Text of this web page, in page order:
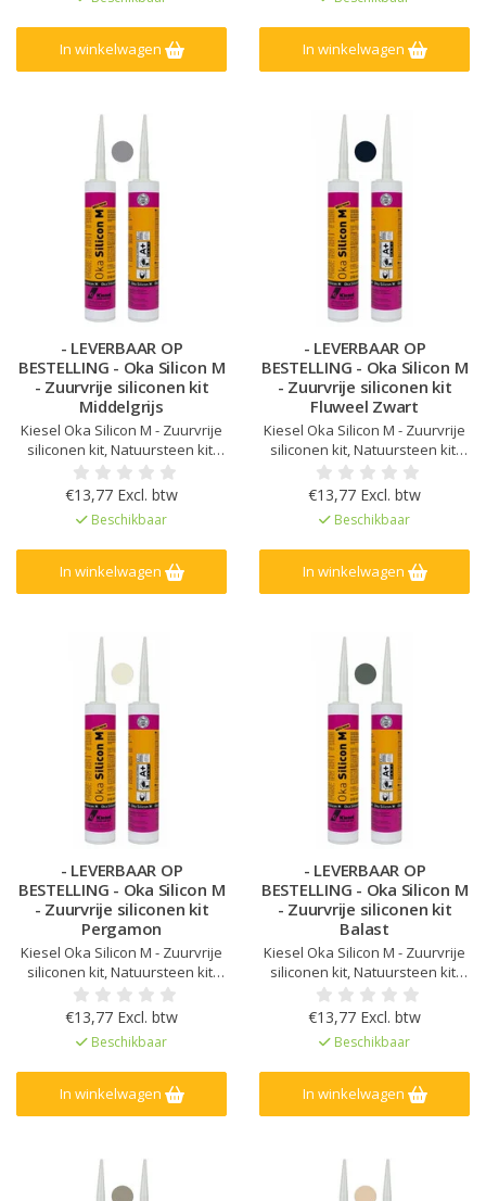
natuursteen, Zeer lage emissie
EC1Plus gelicentieerd
In winkelwagen
natuursteen, Zeer lage emissie
EC1Plus gelicentieerd
In winkelwagen
- LEVERBAAR OP
BESTELLING - Oka Silicon M
- Zuurvrije siliconen kit
Middelgrijs
Kiesel Oka Silicon M - Zuurvrije
siliconen kit, Natuursteen kit,
Kleur afgestemd op Kiesel
Servoperl Royal, Geen
randvervuiling of vlekken op
natuursteen, Zeer lage emissie
EC1Plus gelicentieerd
€13,77 Excl. btw
Beschikbaar
In winkelwagen
- LEVERBAAR OP
BESTELLING - Oka Silicon M
- Zuurvrije siliconen kit
Fluweel Zwart
Kiesel Oka Silicon M - Zuurvrije
siliconen kit, Natuursteen kit,
Kleur afgestemd op Kiesel
Servoperl Royal, Geen
randvervuiling of vlekken op
natuursteen, Zeer lage emissie
EC1Plus gelicentieerd
€13,77 Excl. btw
Beschikbaar
In winkelwagen
- LEVERBAAR OP
BESTELLING - Oka Silicon M
- Zuurvrije siliconen kit
Pergamon
Kiesel Oka Silicon M - Zuurvrije
siliconen kit, Natuursteen kit,
Kleur afgestemd op Kiesel
Servoperl Royal, Geen
randvervuiling of vlekken op
natuursteen, Zeer lage emissie
EC1Plus gelicentieerd
€13,77 Excl. btw
Beschikbaar
In winkelwagen
- LEVERBAAR OP
BESTELLING - Oka Silicon M
- Zuurvrije siliconen kit
Balast
Kiesel Oka Silicon M - Zuurvrije
siliconen kit, Natuursteen kit,
Kleur afgestemd op Kiesel
Servoperl Royal, Geen
randvervuiling of vlekken op
natuursteen, Zeer lage emissie
EC1Plus gelicentieerd
€13,77 Excl. btw
Beschikbaar
In winkelwagen